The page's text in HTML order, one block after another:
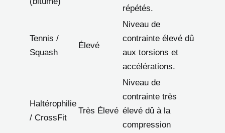
répétés.
Tennis /
Squash
Élevé
Niveau de
contrainte élevé dû
aux torsions et
accélérations.
Haltérophilie
/ CrossFit
Très Élevé
Niveau de
contrainte très
élevé dû à la
compression